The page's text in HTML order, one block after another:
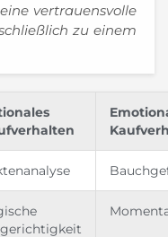
vertrauensvolle
zu einem